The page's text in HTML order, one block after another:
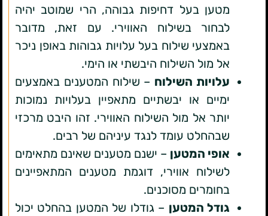
מטען בעל דחיפות גבוהה, הרי שמוטב יהיה
לבחור בשילוח האווירי. עם זאת, מדובר
באמצעי שילוח בעל עלויות גבוהות באופן ניכר
אל מול השילוח היבשתי או הימי.
עלויות השילוח – שילוח המטענים באמצעים
ימיים או יבשתיים מתאפיין בעלויות נמוכות
יותר אל מול השילוח האווירי. זהו היבט מרכזי
שבהחלט עומד לנגד עיניהם של רבים.
אופי המטען – ישנם מטענים שאינם מתאימים
לשילוח אווירי, דוגמת מטענים המתאפיינים
בחומרים מסוכנים.
גודל המטען – גודלו של המטען בהחלט יכול